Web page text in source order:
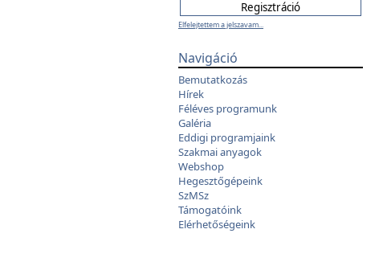
Elfelejtettem a jelszavam...
Navigáció
Bemutatkozás
Hírek
Féléves programunk
Galéria
Eddigi programjaink
Szakmai anyagok
Webshop
Hegesztőgépeink
SzMSz
Támogatóink
Elérhetőségeink